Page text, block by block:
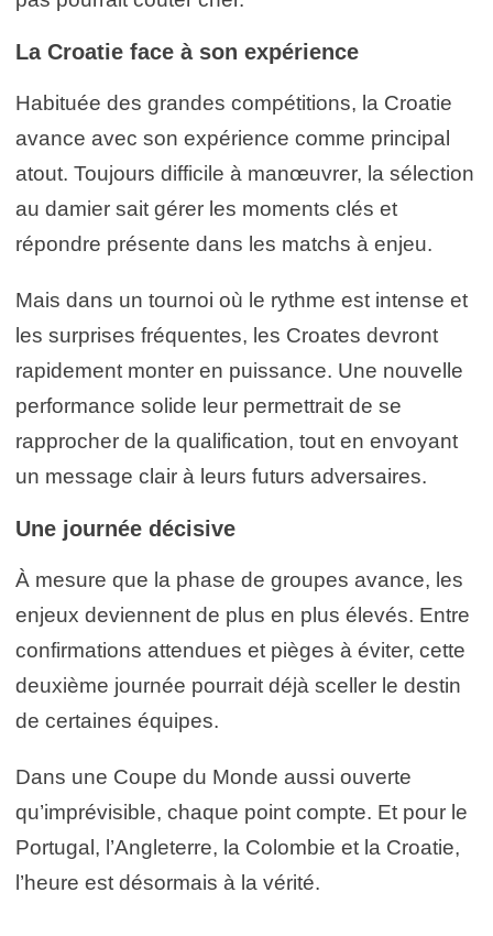
La Croatie face à son expérience
Habituée des grandes compétitions, la Croatie
avance avec son expérience comme principal
atout. Toujours difficile à manœuvrer, la sélection
au damier sait gérer les moments clés et
répondre présente dans les matchs à enjeu.
Mais dans un tournoi où le rythme est intense et
les surprises fréquentes, les Croates devront
rapidement monter en puissance. Une nouvelle
performance solide leur permettrait de se
rapprocher de la qualification, tout en envoyant
un message clair à leurs futurs adversaires.
Une journée décisive
À mesure que la phase de groupes avance, les
enjeux deviennent de plus en plus élevés. Entre
confirmations attendues et pièges à éviter, cette
deuxième journée pourrait déjà sceller le destin
de certaines équipes.
Dans une Coupe du Monde aussi ouverte
qu’imprévisible, chaque point compte. Et pour le
Portugal, l’Angleterre, la Colombie et la Croatie,
l’heure est désormais à la vérité.